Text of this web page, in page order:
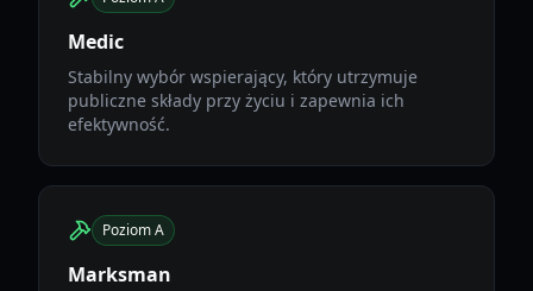
Medic
Stabilny wybór wspierający, który utrzymuje
publiczne składy przy życiu i zapewnia ich
efektywność.
Poziom A
Marksman